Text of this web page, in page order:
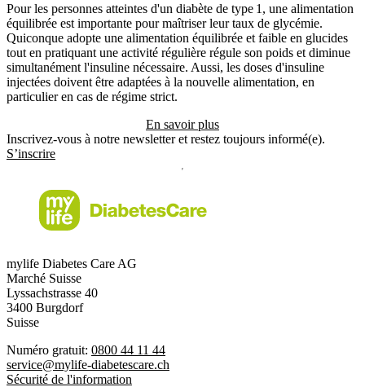
Pour les personnes atteintes d'un diabète de type 1, une alimentation
équilibrée est importante pour maîtriser leur taux de glycémie.
Quiconque adopte une alimentation équilibrée et faible en glucides
tout en pratiquant une activité régulière régule son poids et diminue
simultanément l'insuline nécessaire. Aussi, les doses d'insuline
injectées doivent être adaptées à la nouvelle alimentation, en
particulier en cas de régime strict.
En savoir plus
Inscrivez-vous à notre newsletter et restez toujours informé(e).
S’inscrire
mylife Diabetes Care AG
Marché Suisse
Lyssachstrasse 40
3400 Burgdorf
Suisse
Numéro gratuit: 0800 44 11 44
service@mylife-diabetescare.ch
Sécurité de l'information